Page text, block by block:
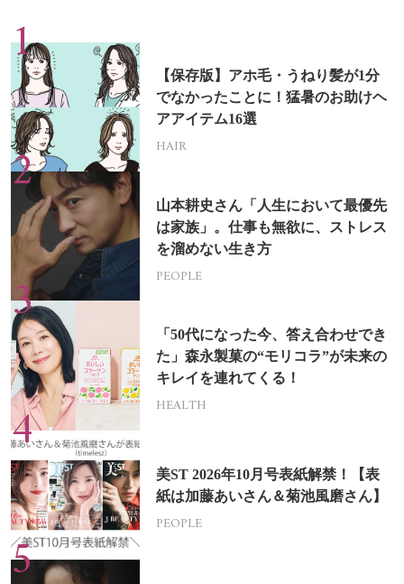
【保存版】アホ毛・うねり髪が1分
でなかったことに！猛暑のお助けヘ
アアイテム16選
HAIR
山本耕史さん「人生において最優先
は家族」。仕事も無欲に、ストレス
を溜めない生き方
PEOPLE
「50代になった今、答え合わせでき
た」森永製菓の“モリコラ”が未来の
キレイを連れてくる！
HEALTH
美ST 2026年10月号表紙解禁！【表
紙は加藤あいさん＆菊池風磨さん】
PEOPLE